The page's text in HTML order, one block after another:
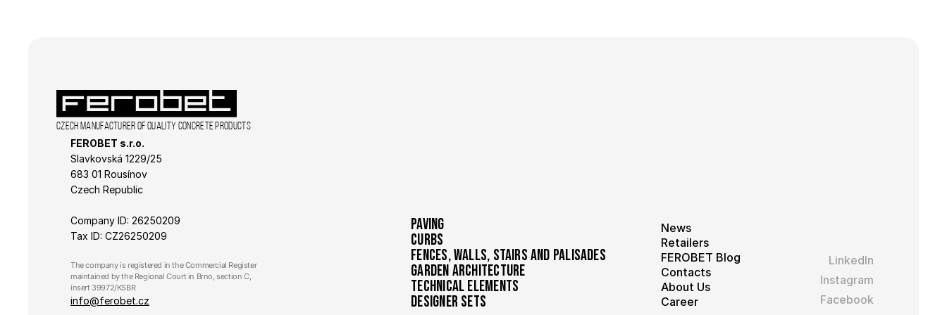
Czech manufacturer of quality concrete products
FEROBET s.r.o.
Slavkovská 1229/25
683 01 Rousínov
Czech Republic
Company ID: 26250209
Tax ID: CZ26250209
The company is registered in the Commercial Register
maintained by the Regional Court in Brno, section C,
insert 39972/KSBR
info@ferobet.cz
Paving
Curbs
Fences, walls, stairs and palisades
Garden Architecture
Technical Elements
Designer Sets
News
Retailers
FEROBET Blog
Contacts
About Us
Career
LinkedIn
Instagram
Facebook